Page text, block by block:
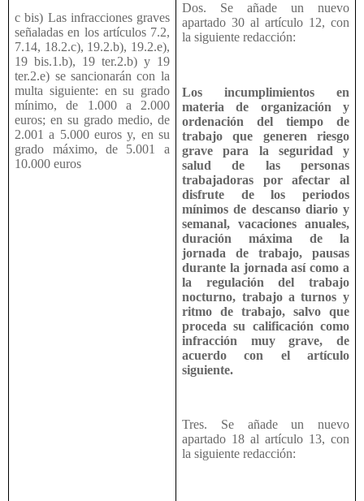
c bis) Las infracciones graves
señaladas en los artículos 7.2,
7.14, 18.2.c), 19.2.b), 19.2.e),
19 bis.1.b), 19 ter.2.b) y 19
ter.2.e) se sancionarán con la
multa siguiente: en su grado
mínimo, de 1.000 a 2.000
euros; en su grado medio, de
2.001 a 5.000 euros y, en su
grado máximo, de 5.001 a
10.000 euros
Dos. Se añade un nuevo
apartado 30 al artículo 12, con
la siguiente redacción:
Los incumplimientos en
materia de organización y
ordenación del tiempo de
trabajo que generen riesgo
grave para la seguridad y
salud de las personas
trabajadoras por afectar al
disfrute de los periodos
mínimos de descanso diario y
semanal, vacaciones anuales,
duración máxima de la
jornada de trabajo, pausas
durante la jornada así como a
la regulación del trabajo
nocturno, trabajo a turnos y
ritmo de trabajo, salvo que
proceda su calificación como
infracción muy grave, de
acuerdo con el artículo
siguiente.
Tres. Se añade un nuevo
apartado 18 al artículo 13, con
la siguiente redacción: